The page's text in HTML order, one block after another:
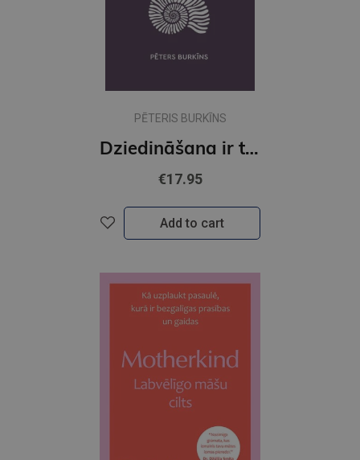
PĒTERIS BURKĪNS
Dziedināšana ir telpa
€17.95
Add to cart